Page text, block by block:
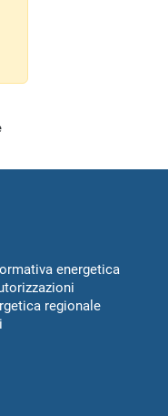
energetica
regionale